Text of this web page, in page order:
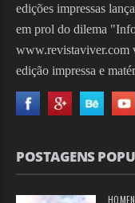
edições impressas
em prol do dilema
www.revistaviver.com
edição impressa e
POSTAGENS